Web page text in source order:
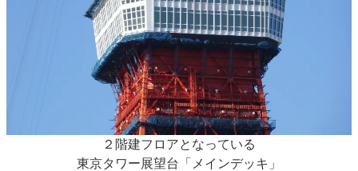
２階建フロアとなっている
東京タワー展望台「メインデッキ」